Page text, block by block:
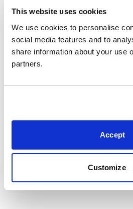
This website uses cookies
We use cookies to personalise
social media features and to
share information about your use
partners.
Accept
Customize
190cm
51"
140cm X
200cm
75"